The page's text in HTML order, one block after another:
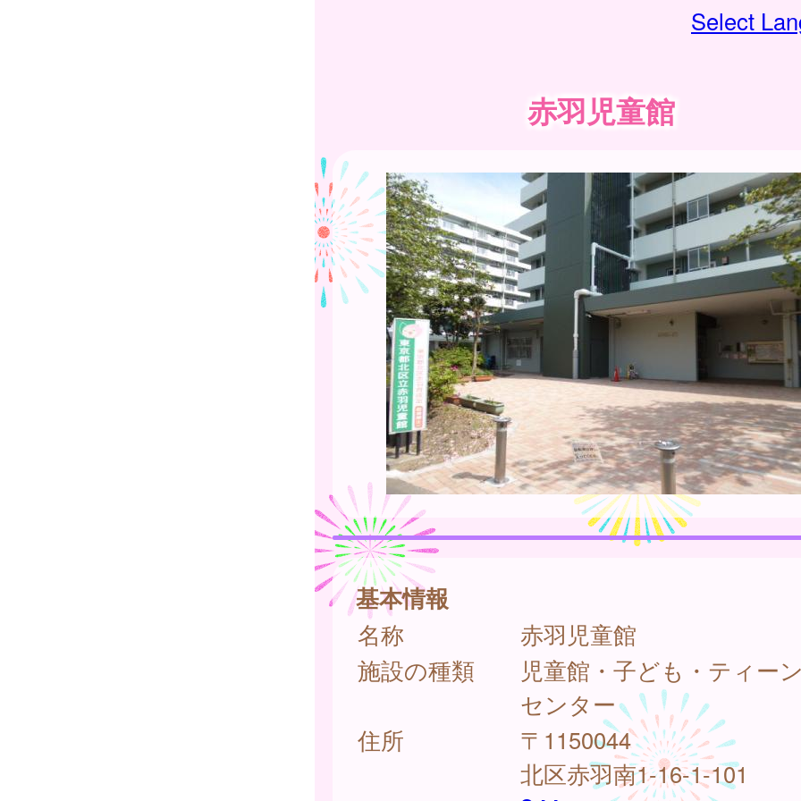
Select
赤羽児童館
基本情報
名称
赤羽児童館
施設の種類
児童館・子ども・ティー
センター
住所
〒1150044
北区赤羽南1-16-1-101